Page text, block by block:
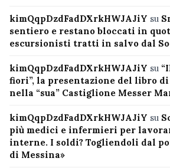
kimQqpDzdFadDXrkHWJAJiY su
sentiero e restano bloccati in
escursionisti tratti in salvo dal
kimQqpDzdFadDXrkHWJAJiY su
fiori”, la presentazione del libro
nella “sua” Castiglione Messer
kimQqpDzdFadDXrkHWJAJiY su
più medici e infermieri per
interne. I soldi? Togliendoli dal
di Messina»